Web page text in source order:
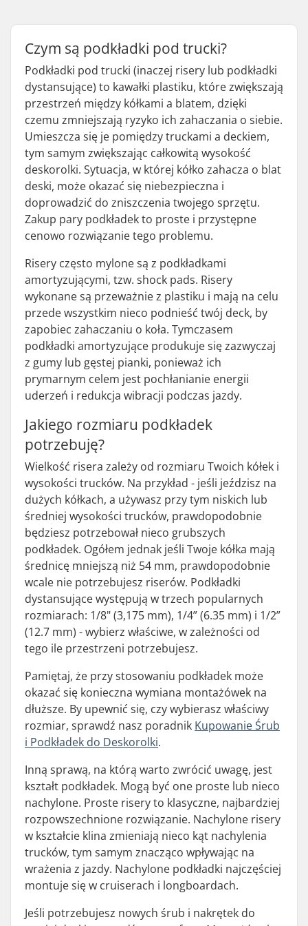
Czym są podkładki pod trucki?
Podkładki pod trucki (inaczej risery lub podkładki
dystansujące) to kawałki plastiku, które zwiększają
przestrzeń między kółkami a blatem, dzięki
czemu zmniejszają ryzyko ich zahaczania o siebie.
Umieszcza się je pomiędzy truckami a deckiem,
tym samym zwiększając całkowitą wysokość
deskorolki. Sytuacja, w której kółko zahacza o blat
deski, może okazać się niebezpieczna i
doprowadzić do zniszczenia twojego sprzętu.
Zakup pary podkładek to proste i przystępne
cenowo rozwiązanie tego problemu.
Risery często mylone są z podkładkami
amortyzującymi, tzw. shock pads. Risery
wykonane są przeważnie z plastiku i mają na celu
przede wszystkim nieco podnieść twój deck, by
zapobiec zahaczaniu o koła. Tymczasem
podkładki amortyzujące produkuje się zazwyczaj
z gumy lub gęstej pianki, ponieważ ich
prymarnym celem jest pochłanianie energii
uderzeń i redukcja wibracji podczas jazdy.
Jakiego rozmiaru podkładek
potrzebuję?
Wielkość risera zależy od rozmiaru Twoich kółek i
wysokości trucków. Na przykład - jeśli jeździsz na
dużych kółkach, a używasz przy tym niskich lub
średniej wysokości trucków, prawdopodobnie
będziesz potrzebował nieco grubszych
podkładek. Ogółem jednak jeśli Twoje kółka mają
średnicę mniejszą niż 54 mm, prawdopodobnie
wcale nie potrzebujesz riserów. Podkładki
dystansujące występują w trzech popularnych
rozmiarach: 1/8" (3,175 mm), 1/4” (6.35 mm) i 1/2”
(12.7 mm) - wybierz właściwe, w zależności od
tego ile przestrzeni potrzebujesz.
Pamiętaj, że przy stosowaniu podkładek może
okazać się konieczna wymiana montażówek na
dłuższe. By upewnić się, czy wybierasz właściwy
rozmiar, sprawdź nasz poradnik Kupowanie Śrub
i Podkładek do Deskorolki.
Inną sprawą, na którą warto zwrócić uwagę, jest
kształt podkładek. Mogą być one proste lub nieco
nachylone. Proste risery to klasyczne, najbardziej
rozpowszechnione rozwiązanie. Nachylone risery
w kształcie klina zmieniają nieco kąt nachylenia
trucków, tym samym znacząco wpływając na
wrażenia z jazdy. Nachylone podkładki najczęściej
montuje się w cruiserach i longboardach.
Jeśli potrzebujesz nowych śrub i nakrętek do